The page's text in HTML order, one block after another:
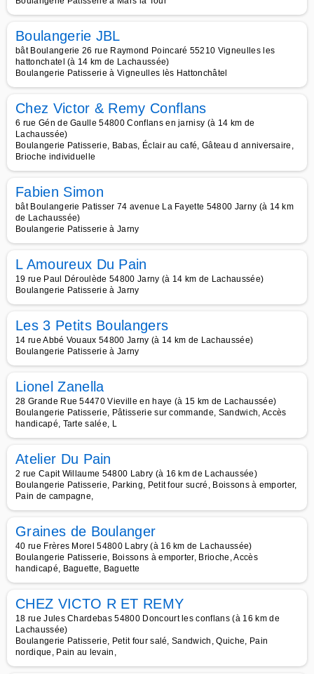
Boulangerie JBL
bât Boulangerie 26 rue Raymond Poincaré 55210 Vigneulles les
hattonchatel (à 14 km de Lachaussée)
Boulangerie Patisserie à Vigneulles lès Hattonchâtel
Chez Victor & Remy Conflans
6 rue Gén de Gaulle 54800 Conflans en jarnisy (à 14 km de
Lachaussée)
Boulangerie Patisserie, Babas, Éclair au café, Gâteau d anniversaire,
Brioche individuelle
Fabien Simon
bât Boulangerie Patisser 74 avenue La Fayette 54800 Jarny (à 14 km
de Lachaussée)
Boulangerie Patisserie à Jarny
L Amoureux Du Pain
19 rue Paul Déroulède 54800 Jarny (à 14 km de Lachaussée)
Boulangerie Patisserie à Jarny
Les 3 Petits Boulangers
14 rue Abbé Vouaux 54800 Jarny (à 14 km de Lachaussée)
Boulangerie Patisserie à Jarny
Lionel Zanella
28 Grande Rue 54470 Vieville en haye (à 15 km de Lachaussée)
Boulangerie Patisserie, Pâtisserie sur commande, Sandwich, Accès
handicapé, Tarte salée, L
Atelier Du Pain
2 rue Capit Willaume 54800 Labry (à 16 km de Lachaussée)
Boulangerie Patisserie, Parking, Petit four sucré, Boissons à emporter,
Pain de campagne,
Graines de Boulanger
40 rue Frères Morel 54800 Labry (à 16 km de Lachaussée)
Boulangerie Patisserie, Boissons à emporter, Brioche, Accès
handicapé, Baguette, Baguette
CHEZ VICTO R ET REMY
18 rue Jules Chardebas 54800 Doncourt les conflans (à 16 km de
Lachaussée)
Boulangerie Patisserie, Petit four salé, Sandwich, Quiche, Pain
nordique, Pain au levain,